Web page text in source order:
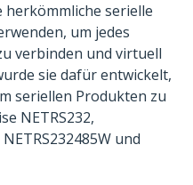
serielle
um jedes
verbinden und virtuell
sie dafür entwickelt,
seriellen Produkten zu
NETRS232,
und